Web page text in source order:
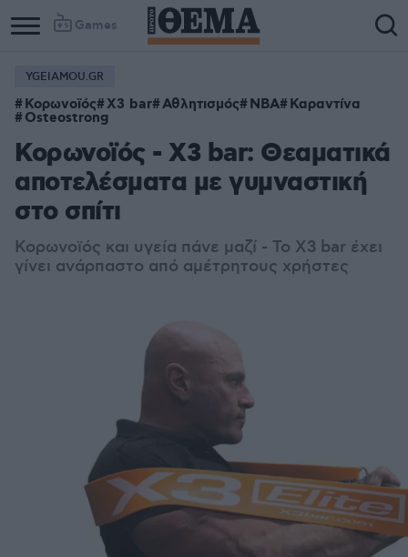
Games
Column
1
Column
2
YGEIAMOU.GR
Κορωνοϊός X3 bar Αθλητισμός NBA Καραντίνα
Osteostrong
Κορωνοϊός - Χ3 bar: Θεαματικά
αποτελέσματα με γυμναστική
στο σπίτι
Κορωνοϊός και υγεία πάνε μαζί - Το X3 bar έχει
γίνει ανάρπαστο από αμέτρητους χρήστες